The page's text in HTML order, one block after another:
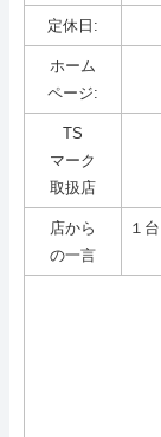
定休日:
ホーム
ページ:
TS
マーク
取扱店
店から
の一言
１